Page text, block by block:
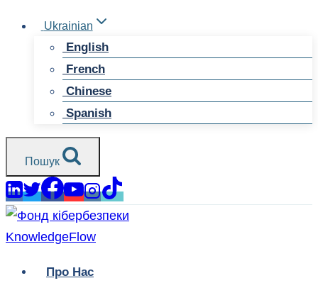
ПерейтиUkrainian
English
French
Chinese
Spanish
Пошук
Про Нас